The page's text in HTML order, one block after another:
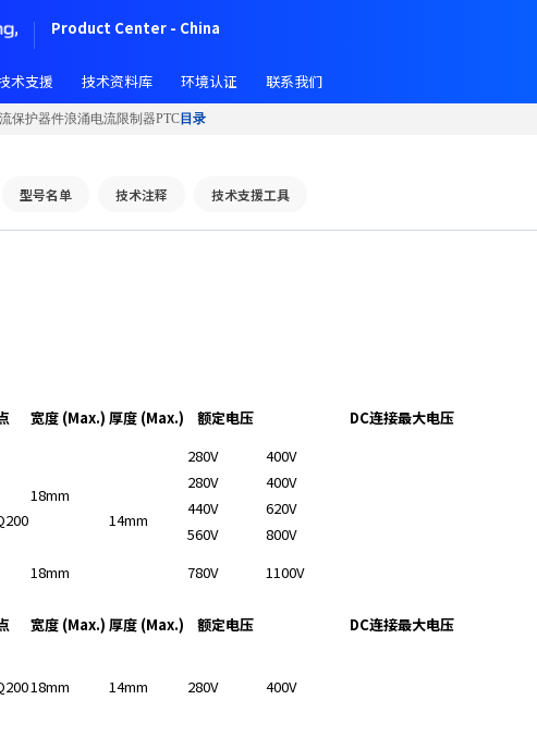
Product Center - China
术支援 技术资料库 环境认证 联系我们
保护器件浪涌电流限制器PTC 目录
型号名单 技术注释 技术支援工具
宽度 (Max.) 厚度 (Max.) 额定电压 DC连接最大电压
18mm
14mm
280V 400V
280V 400V
440V 620V
560V 800V
18mm 780V 1100V
宽度 (Max.) 厚度 (Max.) 额定电压 DC连接最大电压
18mm 14mm 280V 400V